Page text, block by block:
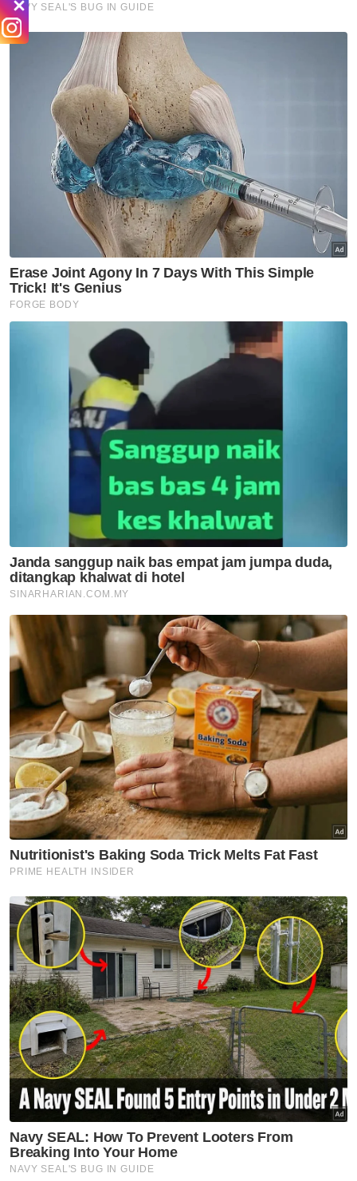
Pelakon Mohd Faizal Yusuf, 33, meninggal
dunia di Pusat Rawatan Islam, Kuala Lumpur
kira-kira jam 1.45 petang akibat serangan
jantung pada 1 Januari 2011.
Faizal dikatakan pengsan di rumahnya di
Anjung Villa Bandar Baru Sentul di sini kira-
kira 9 pagi akibat serangan jantung sebelum
dibawa ke hospital untuk mendapatkan
rawatan.
Allahyarham pernah berkahwin sebelum
bercerai dengan penyanyi Siti Nordiana dan
dikurniakan seorang anak lelaki, Mohd
Rayyan Nakhaie.
Hani Mohsin, 41
Pelakon, penerbit dan hos program TV, Hani
Mohsin, 41, meninggal dunia di Terminal
Penerbangan Tambang Murah (LCCT) pada
25 Julai 2006.
Hani disahkan menghembuskan nafas
terakhir akibat serangan jantung oleh
Hospital Serdang selepas beliau dibawa dari
Klinik Pusrawi di LCCT.
Allahyarham ketika itu sedang menunggu
penerbangan ke Alor Setar, Kedah sebelum
pergi ke Langkawi.
Shamrin Fotograf, 45
Vokalis kumpulan Fotograf, Shamrin atau
nama sebenarnya Mohd Shamrin Abd
Samad, 45, meninggal dunia akibat sakit
jantung kira-kira jam 6.40 petang pada 11
November 2010 ketika menyertai
perlawanan bola sepak persahabatan
dengan sebuah syarikat insurans di Kelab
Sulatan Sulaiman, Kuala Lumpur.
Allahyarham yang popular dengan lagu Di
Alam Fana Cinta pada era 90-an mengadu
kekejangan otot semasa bermain bola sepak
sebelum terduduk di atas padang.
Sebelum meninggal dunia, dia mengadu
kepenatan kerana menghadiri pertunjukan
pentas malam sebelumnya.
Mohd Suffian Abd Rahman, 41
Penjaga gol nombor satu Terengganu FC,
Mohd Suffian Abd Rahman meninggal dunia
akibat serangan jantung pada 17 Ogos 2019.
Pemergian pemain berusia 41 tahun itu
mengejutkan ramai pihak berikutan pasukan